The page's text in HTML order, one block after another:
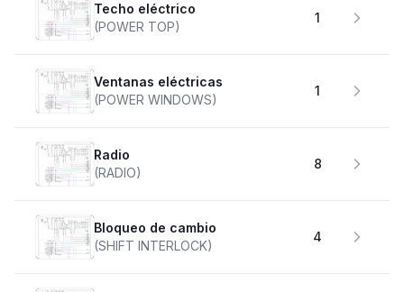
Techo eléctrico
(POWER TOP)
1
Ventanas eléctricas
(POWER WINDOWS)
1
Radio
(RADIO)
8
Bloqueo de cambio
(SHIFT INTERLOCK)
4